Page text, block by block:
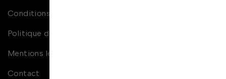
Conditions générales de ventes
Politique de confidentialité
Mentions légales
Contact